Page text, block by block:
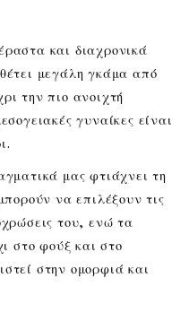
και διαχρονικά
μεγάλη γκάμα από
την πιο ανοιχτή
γυναίκες είναι
μας φτιάχνει τη
να επιλέξουν τις
του, ενώ τα
στο φούξ και στο
στην ομορφιά και